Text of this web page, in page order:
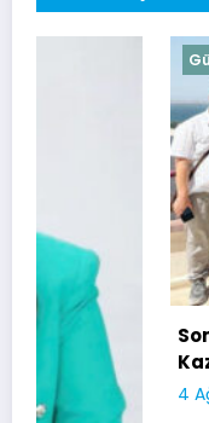
Soma Huzurevi
Kazandı
4 Ağustos 2026